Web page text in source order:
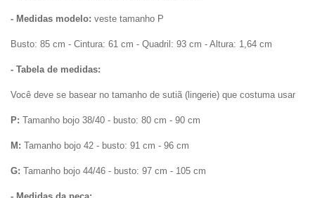
- Medidas modelo: veste tamanho P
Busto: 85 cm - Cintura: 61 cm - Quadril: 93 cm - Altura: 1,64 cm
- Tabela de medidas:
Você deve se basear no tamanho de sutiã (lingerie) que costuma usar
P: Tamanho bojo 38/40 - busto: 80 cm - 90 cm
M: Tamanho bojo 42 - busto: 91 cm - 96 cm
G: Tamanho bojo 44/46 - busto: 97 cm - 105 cm